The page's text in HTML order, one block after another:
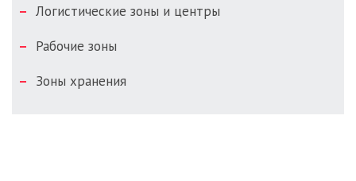
Логистические зоны и центры
Рабочие зоны
Зоны хранения